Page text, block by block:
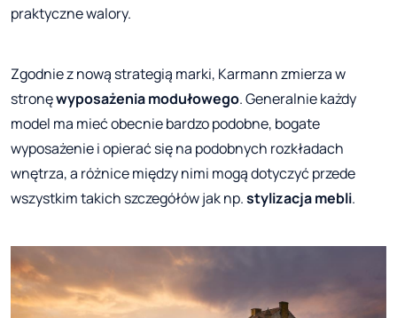
praktyczne walory.
Zgodnie z nową strategią marki, Karmann zmierza w
stronęwyposażenia modułowego. Generalnie każdy
model ma mieć obecnie bardzo podobne, bogate
wyposażenie i opierać się na podobnych rozkładach
wnętrza, a różnice między nimi mogą dotyczyć przede
wszystkim takich szczegółów jak np.stylizacja mebli.